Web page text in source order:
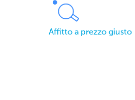
Affitto a prezzo giusto